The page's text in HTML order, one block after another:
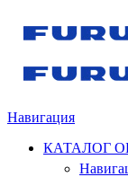
Навигация
КАТАЛОГ